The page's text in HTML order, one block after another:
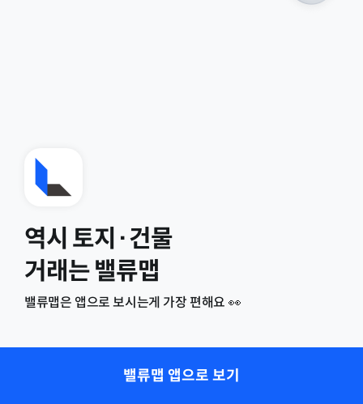
역시 토지·건물
거래는 밸류맵
밸류맵은 앱으로 보시는게 가장 편해요 👀
밸류맵 앱으로 보기